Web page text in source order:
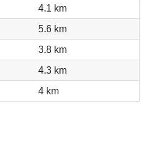
4.1 km
5.6 km
3.8 km
4.3 km
4 km